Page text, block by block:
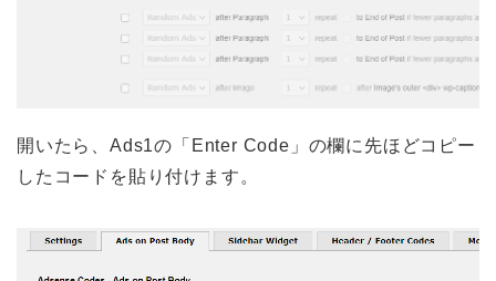
開いたら、Ads1の「Enter Code」の欄に先ほどコピー
したコードを貼り付けます。